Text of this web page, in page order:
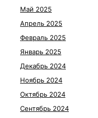
Май 2025
Апрель 2025
Февраль 2025
Январь 2025
Декабрь 2024
Ноябрь 2024
Октябрь 2024
Сентябрь 2024